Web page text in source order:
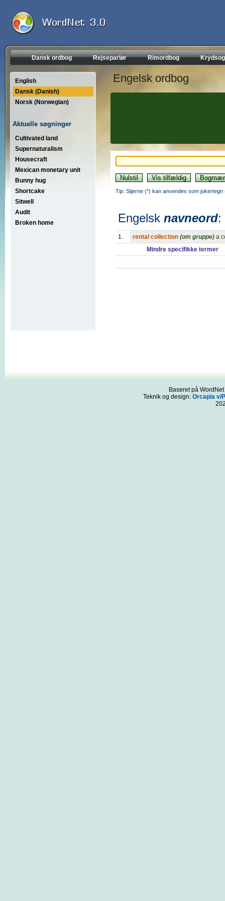
Dansk ordbog Rejseparlør Rimordbog
English
Dansk (Danish)
Norsk (Norwegian)
Aktuelle søgninger
Cultivated land
Supernaturalism
Housecraft
Mexican monetary unit
Bunny hug
Shortcake
Sitwell
Audit
Broken home
Engelsk ordbog
Tip: Stjerne (*) kan anvendes som
Engelsk navneord:
1. rental collection (om gruppe) a
Mindre specifikke termer
Baseret på
Teknik og design: Orcapia v/